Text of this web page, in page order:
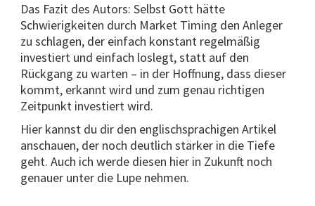
Das Fazit des Autors: Selbst Gott hätte
Schwierigkeiten durch Market Timing den Anleger
zu schlagen, der einfach konstant regelmäßig
investiert und einfach loslegt, statt auf den
Rückgang zu warten – in der Hoffnung, dass dieser
kommt, erkannt wird und zum genau richtigen
Zeitpunkt investiert wird.
Hier kannst du dir den englischsprachigen Artikel
anschauen, der noch deutlich stärker in die Tiefe
geht. Auch ich werde diesen hier in Zukunft noch
genauer unter die Lupe nehmen.